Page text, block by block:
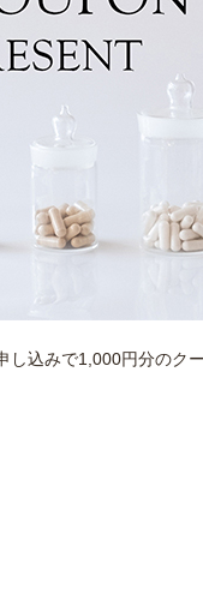
し込みで1,000円分のク